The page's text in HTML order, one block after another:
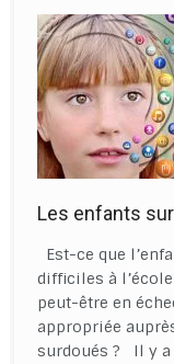
Les enfants
Est-ce que
difficiles à
peut-être en
appropriée
surdoués ? Il y a